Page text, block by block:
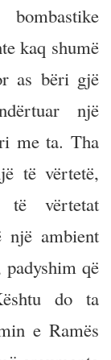
bombastike
kaq shumë
as bëri gjë
një
me ta. Tha
të vërtetë,
vërtetat
një ambient
që
do ta
e Ramës